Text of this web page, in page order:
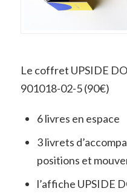
Le coffret UPSIDE
901018-02-5 (90€)
6 livres en espace
3 livrets
positions et
l’affiche UPSIDE